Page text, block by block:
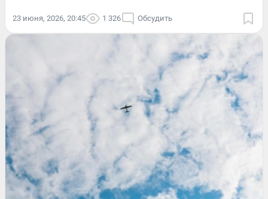
23 июня, 2026, 20:45 1 326 Обсудить